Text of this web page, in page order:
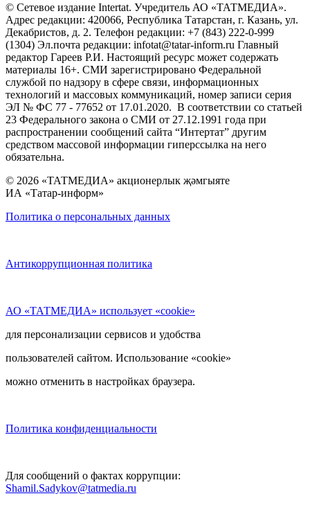
© Сетевое издание Intertat. Учредитель АО «ТАТМЕДИА».
Адрес редакции: 420066, Республика Татарстан, г. Казань, ул.
Декабристов, д. 2. Телефон редакции: +7 (843) 222-0-999
(1304) Эл.почта редакции: infotat@tatar-inform.ru Главный
редактор Гареев Р.И. Настоящий ресурс может содержать
материалы 16+. СМИ зарегистрировано Федеральной
службой по надзору в сфере связи, информационных
технологий и массовых коммуникаций, номер записи серия
ЭЛ № ФС 77 - 77652 от 17.01.2020. В соответствии со статьей
23 Федерального закона о СМИ от 27.12.1991 года при
распространении сообщений сайта “Интертат” другим
средством массовой информации гиперссылка на него
обязательна.
© 2026 «ТАТМЕДИА» акционерлык җәмгыяте
ИА «Татар-информ»
Политика о персональных данных
Антикоррупционная политика
АО «ТАТМЕДИА» использует «cookie»
для персонализации сервисов и удобства
пользователей сайтом. Использование «cookie»
можно отменить в настройках браузера.
Политика конфиденциальности
Для сообщений о фактах коррупции:
Shamil.Sadykov@tatmedia.ru